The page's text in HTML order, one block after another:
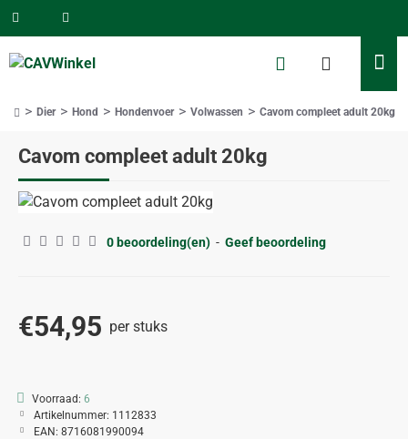
Cavom compleet adult 20kg
Dier Hond Hondenvoer Volwassen Cavom compleet adult 20kg
0 beoordeling(en) - Geef beoordeling
€54,95 per stuks
Voorraad: 6
Artikelnummer: 1112833
EAN: 8716081990094